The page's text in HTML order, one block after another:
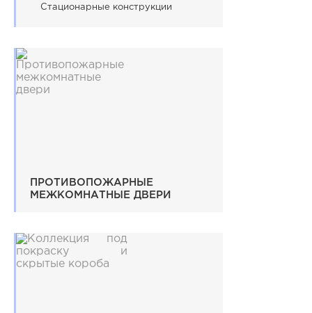
Стационарные конструкции
ПРОТИВОПОЖАРНЫЕ
МЕЖКОМНАТНЫЕ ДВЕРИ